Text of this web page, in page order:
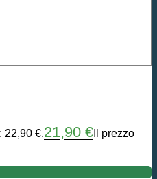
22,90 €.21,90 € Il prezzo